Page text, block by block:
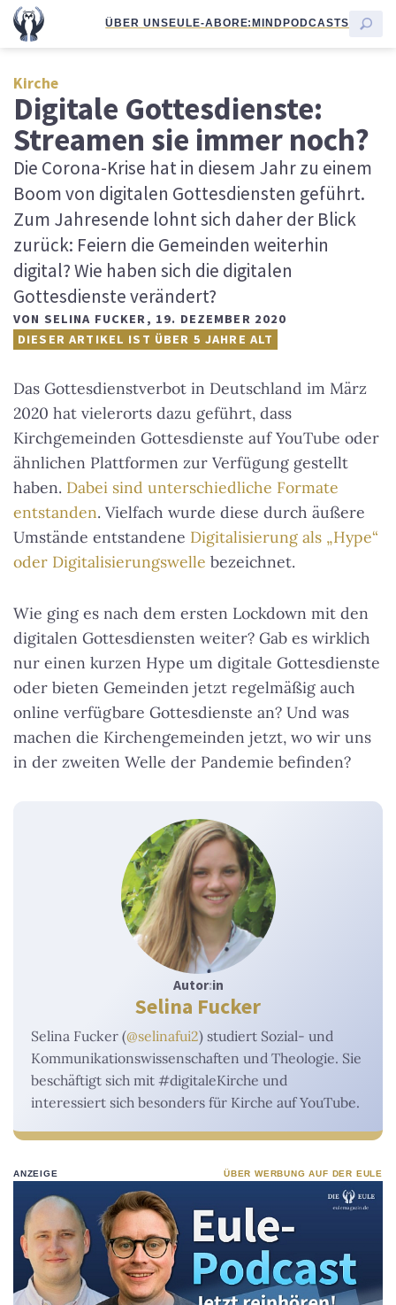
ÜBER UNSEULE-ABORE:MINDPODCASTS
Kirche
Digitale Gottesdienste:
Streamen sie immer noch?
Die Corona-Krise hat in diesem Jahr zu einem
Boom von digitalen Gottesdiensten geführt.
Zum Jahresende lohnt sich daher der Blick
zurück: Feiern die Gemeinden weiterhin
digital? Wie haben sich die digitalen
Gottesdienste verändert?
VON SELINA FUCKER, 19. DEZEMBER 2020
DIESER ARTIKEL IST ÜBER 5 JAHRE ALT
Das Gottesdienstverbot in Deutschland im März
2020 hat vielerorts dazu geführt, dass
Kirchgemeinden Gottesdienste auf YouTube oder
ähnlichen Plattformen zur Verfügung gestellt
haben. Dabei sind unterschiedliche Formate
entstanden. Vielfach wurde diese durch äußere
Umstände entstandene Digitalisierung als „Hype“
oder Digitalisierungswelle bezeichnet.
Wie ging es nach dem ersten Lockdown mit den
digitalen Gottesdiensten weiter? Gab es wirklich
nur einen kurzen Hype um digitale Gottesdienste
oder bieten Gemeinden jetzt regelmäßig auch
online verfügbare Gottesdienste an? Und was
machen die Kirchengemeinden jetzt, wo wir uns
in der zweiten Welle der Pandemie befinden?
Autor:in
Selina Fucker
Selina Fucker (@selinafui2) studiert Sozial- und
Kommunikationswissenschaften und Theologie. Sie
beschäftigt sich mit #digitaleKirche und
interessiert sich besonders für Kirche auf YouTube.
ANZEIGE ÜBER WERBUNG AUF DER EULE